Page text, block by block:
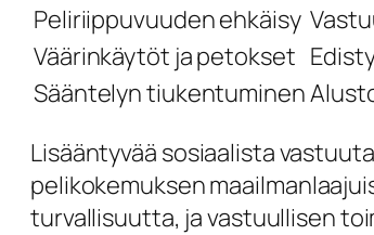
Peliriippuvuuden ehkäisy
Väärinkäytöt ja petokset
Sääntelyn tiukentuminen
Lisääntyvää sosiaalista
pelikokemuksen
turvallisuutta, ja vastuullisen